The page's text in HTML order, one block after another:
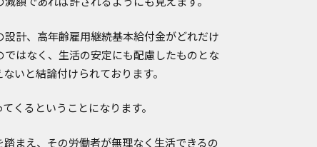
計、高年齢雇用継続基本給付金がどれだけ
はなく、生活の安定にも配慮したものとな
いと結論付けられております。
くるということになります。
まえ、その労働者が無理なく生活できるの